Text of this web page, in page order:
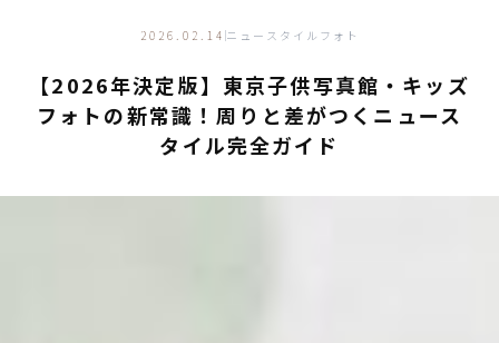
キッズフォトものがたり PHOTO STUDIO GUIDE
2026.02.14 ニュースタイルフォト
【2026年決定版】東京子供写真館・キッズ
フォトの新常識！周りと差がつくニュース
タイル完全ガイド